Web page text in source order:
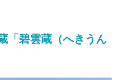
「碧雲蔵（へきうん